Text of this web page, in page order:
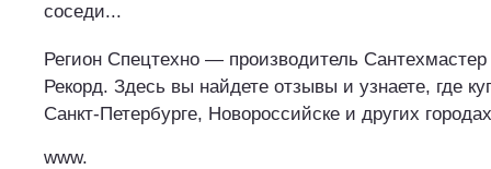
соседи...
Регион Спецтехно — производитель Сантехмастер
Рекорд. Здесь вы найдете отзывы и узнаете, где
Санкт-Петербурге, Новороссийске и других
www.